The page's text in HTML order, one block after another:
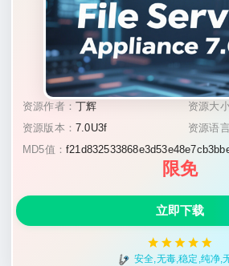
资源作者： 丁辉 资源大小
资源版本： 7.0U3f 资源语
MD5值：
限免
立即下载
安全,无毒,稳定,纯净,